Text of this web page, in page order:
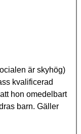
är skyhög)
kvalificerad
hon omedelbart
barn. Gäller